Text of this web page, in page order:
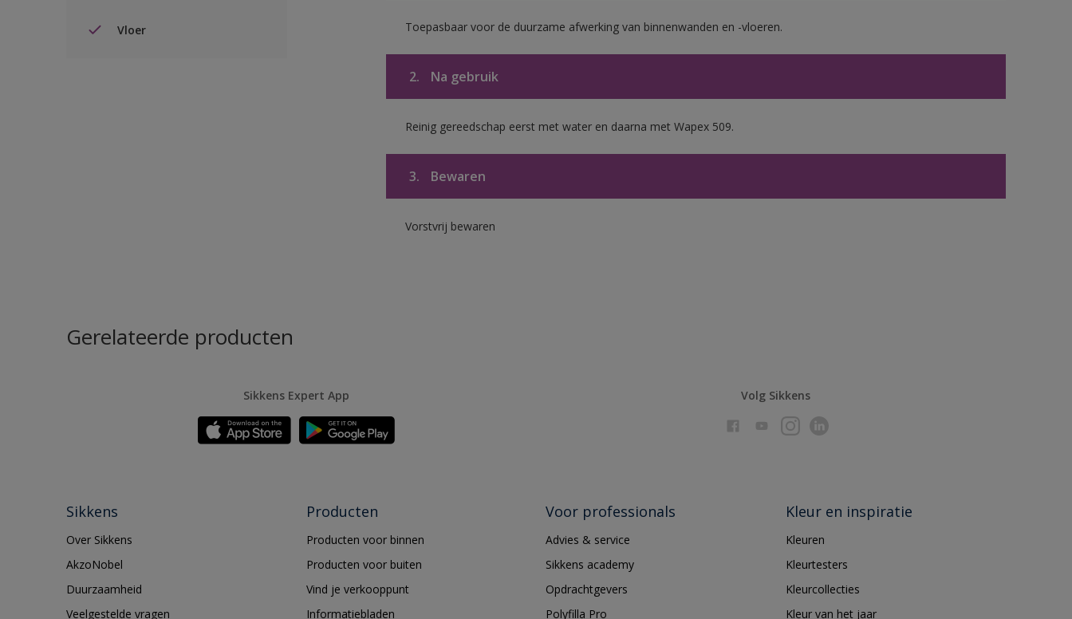
Vloer Toepasbaar voor de duurzame afwerking van binnenwanden en -vloeren.
2. Na gebruik
Reinig gereedschap eerst met water en daarna met Wapex 509.
3. Bewaren
Vorstvrij bewaren
Gerelateerde producten
Sikkens Expert App Volg Sikkens
Sikkens
Over Sikkens
AkzoNobel
Duurzaamheid
Veelgestelde vragen
Producten
Producten voor binnen
Producten voor buiten
Vind je verkooppunt
Informatiebladen
Voor professionals
Advies & service
Sikkens academy
Opdrachtgevers
Polyfilla Pro
Kleur en inspiratie
Kleuren
Kleurtesters
Kleurcollecties
Kleur van het jaar